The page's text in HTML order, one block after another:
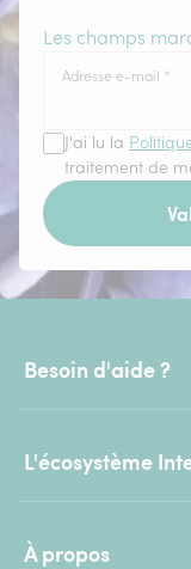
Les champs
Adresse e-mail *
J'ai lu la
traitement de
Besoin d'aide ?
L'écosystème
À propos